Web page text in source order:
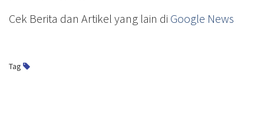
Cek Berita dan Artikel yang lain di Google News
Tag